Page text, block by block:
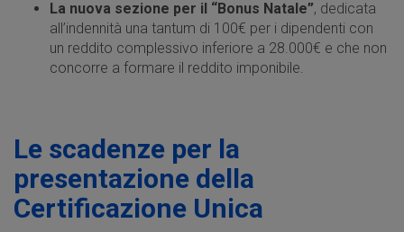
La nuova sezione per il “Bonus Natale”, dedicata
all’indennità una tantum di 100€ per i dipendenti con
un reddito complessivo inferiore a 28.000€ e che non
concorre a formare il reddito imponibile.
Le scadenze per la
presentazione della
Certificazione Unica